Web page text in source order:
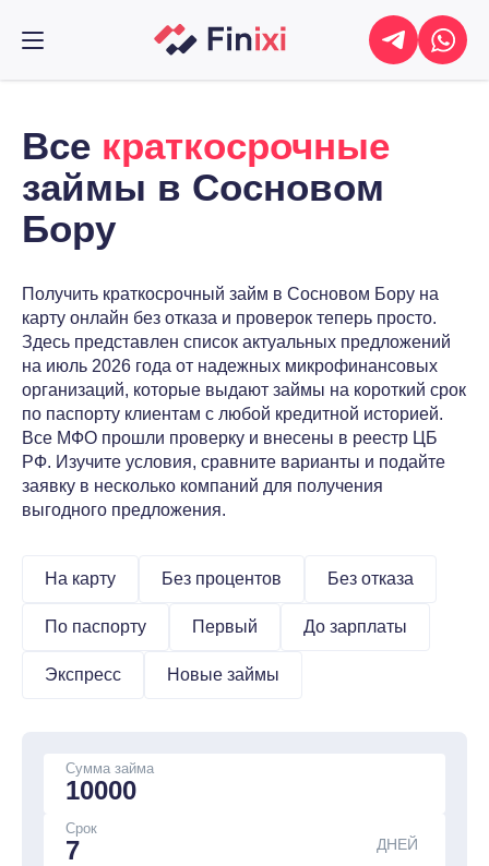
Все краткосрочные
займы в Сосновом
Бору
Получить краткосрочный займ в Сосновом Бору на
карту онлайн без отказа и проверок теперь просто.
Здесь представлен список актуальных предложений
на июль 2026 года от надежных микрофинансовых
организаций, которые выдают займы на короткий срок
по паспорту клиентам с любой кредитной историей.
Все МФО прошли проверку и внесены в реестр ЦБ
РФ. Изучите условия, сравните варианты и подайте
заявку в несколько компаний для получения
выгодного предложения.
На карту Без процентов Без отказа
По паспорту Первый До зарплаты
Экспресс Новые займы
Сумма займа
Срок
ДНЕЙ